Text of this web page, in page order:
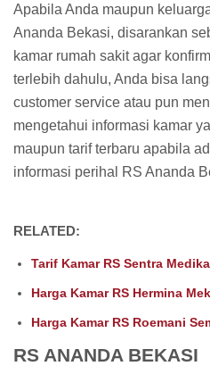
Apabila Anda maupun
Ananda Bekasi, disarankan
kamar rumah sakit agar
terlebih dahulu, Anda bisa
customer service atau pun
mengetahui informasi kamar
maupun tarif terbaru apabila
informasi perihal RS Ananda
RELATED:
Tarif Kamar RS Sentra
Harga Kamar RS Hermina
Harga Kamar RS Roemani
RS ANANDA BEKASI